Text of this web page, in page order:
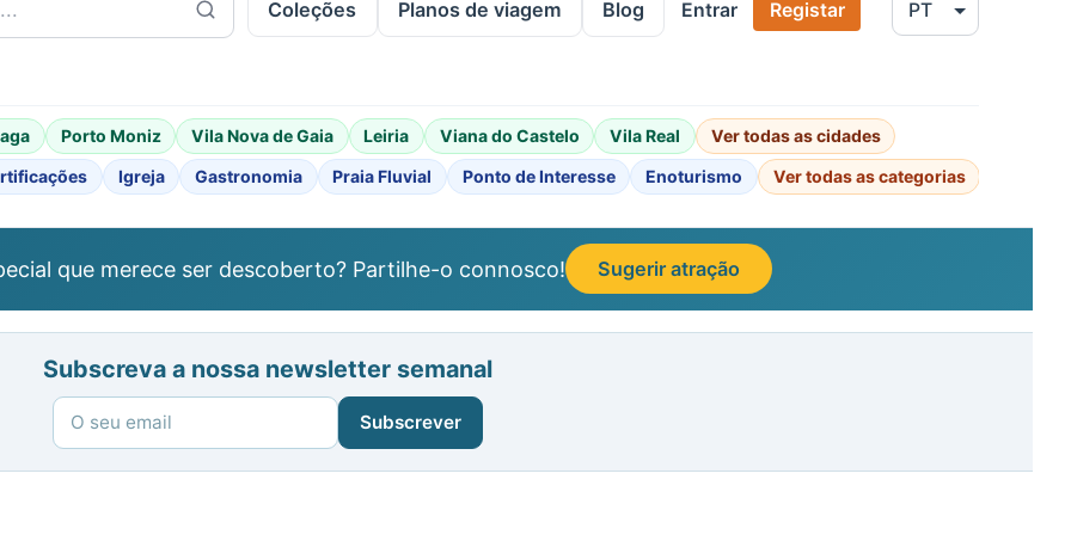
Coleções Planos de viagem Blog Entrar Registar
Porto Moniz Vila Nova de Gaia Leiria Viana do Castelo Vila Real
Ver todas as cidades
Igreja Gastronomia Praia Fluvial Ponto de Interesse Enoturismo Ver todas as categorias
que merece ser descoberto? Partilhe-o connosco! Sugerir atração
Subscreva a nossa newsletter semanal
Subscrever